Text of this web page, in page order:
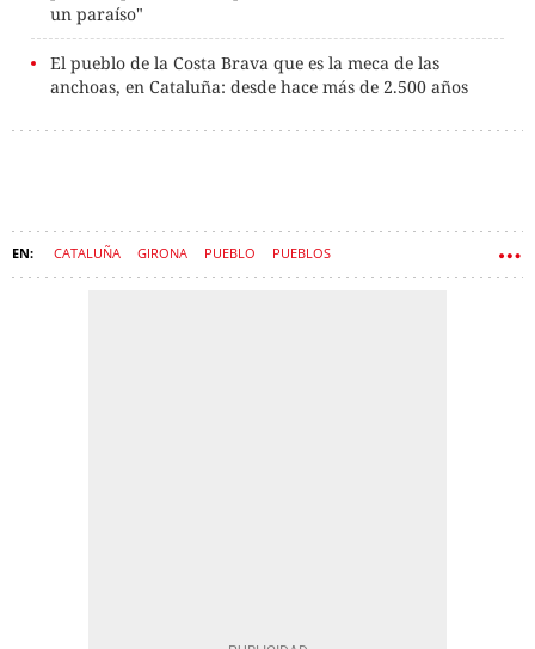
un paraíso"
El pueblo de la Costa Brava que es la meca de las
anchoas, en Cataluña: desde hace más de 2.500 años
CATALUÑA GIRONA PUEBLO PUEBLOS